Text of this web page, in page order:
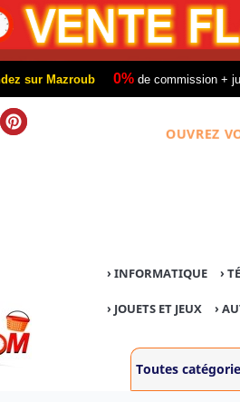
sur Mazroub 0% de commission +
OUVREZ
› INFORMATIQUE ›
› JOUETS ET JEUX ›